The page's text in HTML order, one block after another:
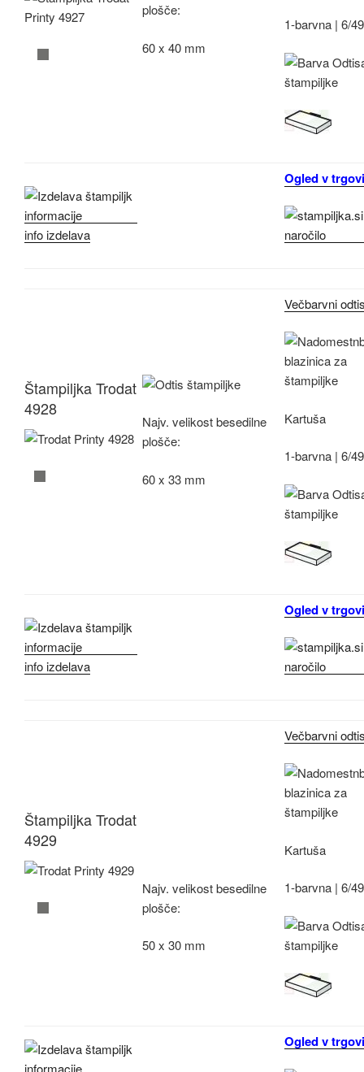
plošče:
60 x 40 mm
1-barvna | 6/
info izdelava
Ogled v
Štampiljka Trodat
4928
Najv. velikost besedilne
plošče:
60 x 33 mm
Večbarvni
Kartuša
1-barvna | 6/
info izdelava
Ogled v
Štampiljka Trodat
4929
Najv. velikost besedilne
plošče:
50 x 30 mm
Večbarvni
Kartuša
1-barvna | 6/
Ogled v